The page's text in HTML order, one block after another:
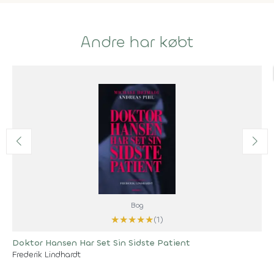
Andre har købt
Bog
★★★★★(1)
Doktor Hansen Har Set Sin Sidste Patient
Frederik Lindhardt